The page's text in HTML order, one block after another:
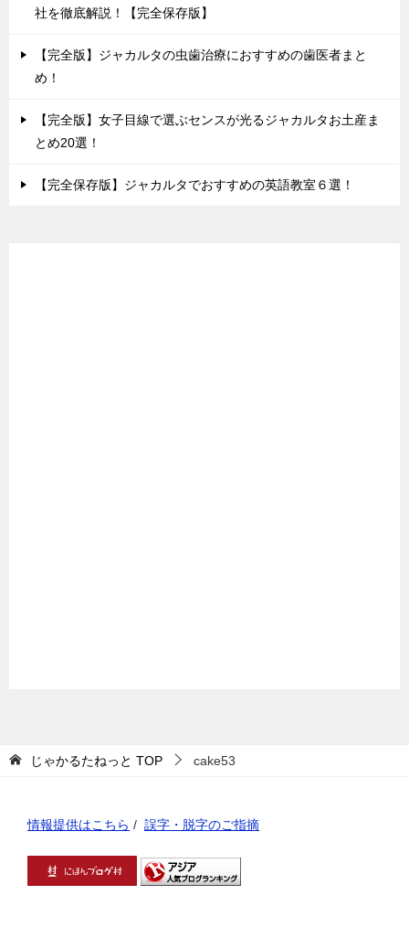
社を徹底解説！【完全保存版】
【完全版】ジャカルタの虫歯治療におすすめの歯医者まと
め！
【完全版】女子目線で選ぶセンスが光るジャカルタお土産ま
とめ20選！
【完全保存版】ジャカルタでおすすめの英語教室６選！
じゃかるたねっと TOP cake53
情報提供はこちら / 誤字・脱字のご指摘